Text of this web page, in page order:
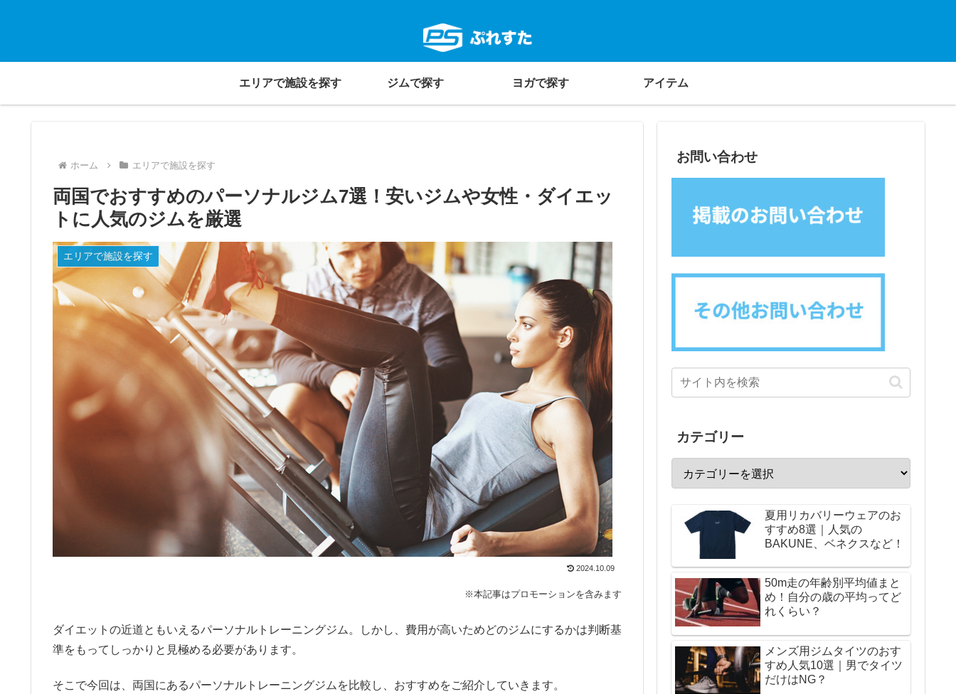
エリアで施設を探す ジムで探す ヨガで探す アイテム
ホーム エリアで施設を探す
両国でおすすめのパーソナルジム7選！安いジムや女性・ダイエッ
トに人気のジムを厳選
エリアで施設を探す
2024.10.09
※本記事はプロモーションを含みます
ダイエットの近道ともいえるパーソナルトレーニングジム。しかし、費用が高いためどのジムにするかは判断基
準をもってしっかりと見極める必要があります。
そこで今回は、両国にあるパーソナルトレーニングジムを比較し、おすすめをご紹介していきます。
お問い合わせ
カテゴリー
夏用リカバリーウェアのお
すすめ8選｜人気の
BAKUNE、ベネクスなど！
50m走の年齢別平均値まと
め！自分の歳の平均ってど
れくらい？
メンズ用ジムタイツのおす
すめ人気10選｜男でタイツ
だけはNG？